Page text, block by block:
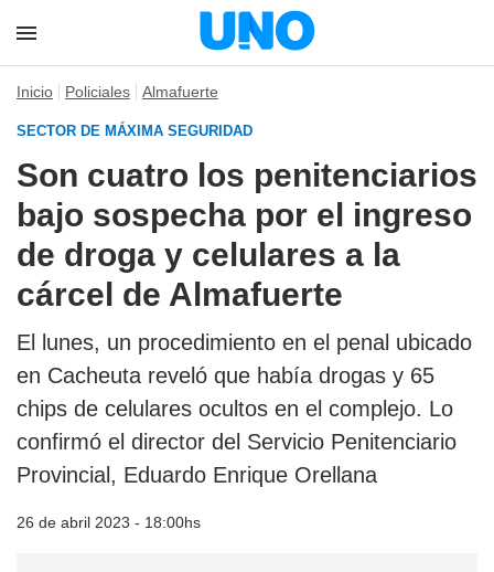
Inicio Policiales Almafuerte
SECTOR DE MÁXIMA SEGURIDAD
Son cuatro los penitenciarios
bajo sospecha por el ingreso
de droga y celulares a la
cárcel de Almafuerte
El lunes, un procedimiento en el penal ubicado
en Cacheuta reveló que había drogas y 65
chips de celulares ocultos en el complejo. Lo
confirmó el director del Servicio Penitenciario
Provincial, Eduardo Enrique Orellana
26 de abril 2023 - 18:00hs